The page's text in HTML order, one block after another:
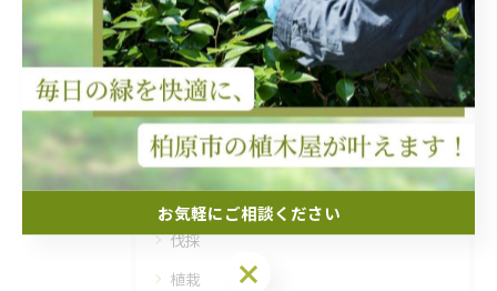
カテゴリー Categories
全てのカテゴリー
剪定
伐採
植栽
お気軽にご相談ください
お気軽にご相談ください